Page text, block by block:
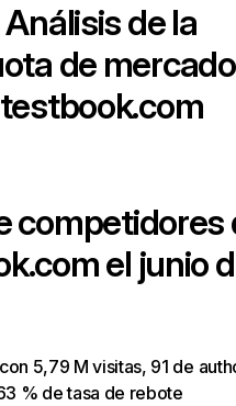
Análisis de la
de mercado
testbook.com
competidores
el junio
5,79 M visitas, 91 de
% de tasa de rebote